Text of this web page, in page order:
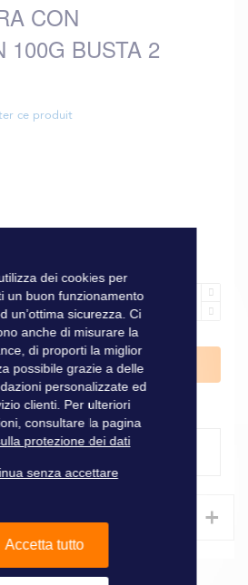
CON
100G BUSTA 2
ce produit
Aggiungi al Carrello
+
dei cookies per
un buon funzionamento
un’ottima sicurezza. Ci
anche di misurare la
di proporti la miglior
possibile grazie a delle
personalizzate ed
clienti. Per ulteriori
consultare la pagina
protezione dei dati
senza accettare
Accetta tutto